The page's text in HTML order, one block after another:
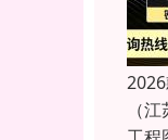
（